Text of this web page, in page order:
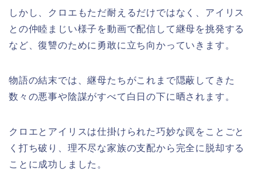
しかし、クロエもただ耐えるだけではなく、アイリス
との仲睦まじい様子を動画で配信して継母を挑発する
など、復讐のために勇敢に立ち向かっていきます。
物語の結末では、継母たちがこれまで隠蔽してきた
数々の悪事や陰謀がすべて白日の下に晒されます。
クロエとアイリスは仕掛けられた巧妙な罠をことごと
く打ち破り、理不尽な家族の支配から完全に脱却する
ことに成功しました。